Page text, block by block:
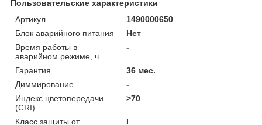
Пользовательские характеристики
Артикул
1490000650
Блок аварийного питания
Нет
Время работы в
аварийном режиме, ч.
-
Гарантия
36 мес.
Диммирование
-
Индекс цветопередачи
(CRI)
>70
Класс защиты от
I